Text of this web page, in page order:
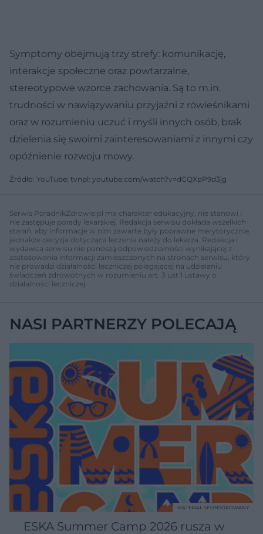
Symptomy obejmują trzy strefy: komunikację,
interakcje społeczne oraz powtarzalne,
stereotypowe wzorce zachowania. Są to m.in.
trudności w nawiązywaniu przyjaźni z rówieśnikami
oraz w rozumieniu uczuć i myśli innych osób, brak
dzielenia się swoimi zainteresowaniami z innymi czy
opóźnienie rozwoju mowy.
Źródło: YouTube: tvnpl: youtube.com/watch?v=dCQXpP9d3jg
Serwis PoradnikZdrowie.pl ma charakter edukacyjny, nie stanowi i
nie zastępuje porady lekarskiej. Redakcja serwisu dokłada wszelkich
starań, aby informacje w nim zawarte były poprawne merytorycznie,
jednakże decyzja dotycząca leczenia należy do lekarza. Redakcja i
wydawca serwisu nie ponoszą odpowiedzialności wynikającej z
zastosowania informacji zamieszczonych na stronach serwisu, który
nie prowadzi działalności leczniczej polegającej na udzielaniu
świadczeń zdrowotnych w rozumieniu art. 3 ust 1 ustawy o
działalności leczniczej.
NASI PARTNERZY POLECAJĄ
ESKA Summer Camp 2026 rusza w
MATERIAŁ SPONSOROWANY